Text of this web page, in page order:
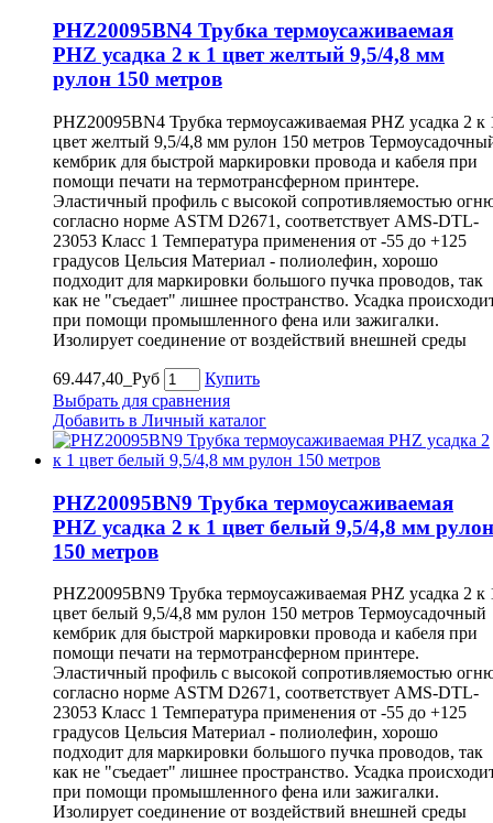
PHZ20095BN4 Трубка термоусаживаемая
PHZ усадка 2 к 1 цвет желтый 9,5/4,8 мм
рулон 150 метров
PHZ20095BN4 Трубка термоусаживаемая PHZ усадка 2 к
цвет желтый 9,5/4,8 мм рулон 150 метров
кембрик для быстрой маркировки провода и кабеля при
помощи печати на термотрансферном принтере.
Эластичный профиль с высокой сопротивляемостью
согласно норме ASTM D2671, соответствует AMS-DTL-
23053 Класс 1 Температура применения от -55 до +125
градусов Цельсия Материал - полиолефин, хорошо
подходит для маркировки большого пучка проводов, так
как не "съедает" лишнее пространство. Усадка
при помощи промышленного фена или зажигалки.
Изолирует соединение от воздействий внешней среды
69.447,40_Руб
Купить
Выбрать для сравнения
Добавить в Личный каталог
PHZ20095BN9 Трубка термоусаживаемая
PHZ усадка 2 к 1 цвет белый 9,5/4,8 мм рулон
150 метров
PHZ20095BN9 Трубка термоусаживаемая PHZ усадка 2 к
цвет белый 9,5/4,8 мм рулон 150 метров Термоусадочный
кембрик для быстрой маркировки провода и кабеля при
помощи печати на термотрансферном принтере.
Эластичный профиль с высокой сопротивляемостью
согласно норме ASTM D2671, соответствует AMS-DTL-
23053 Класс 1 Температура применения от -55 до +125
градусов Цельсия Материал - полиолефин, хорошо
подходит для маркировки большого пучка проводов, так
как не "съедает" лишнее пространство. Усадка
при помощи промышленного фена или зажигалки.
Изолирует соединение от воздействий внешней среды